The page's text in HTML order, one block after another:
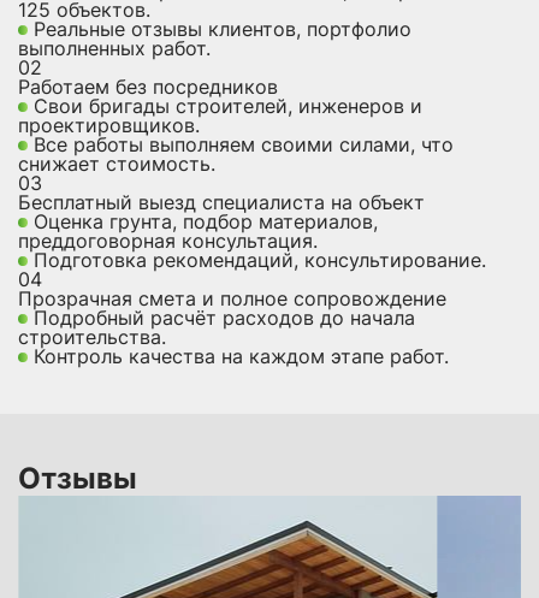
125 объектов.
Реальные отзывы клиентов, портфолио
выполненных работ.
02
Работаем без посредников
Свои бригады строителей, инженеров и
проектировщиков.
Все работы выполняем своими силами, что
снижает стоимость.
03
Бесплатный выезд специалиста на объект
Оценка грунта, подбор материалов,
преддоговорная консультация.
Подготовка рекомендаций, консультирование.
04
Прозрачная смета и полное сопровождение
Подробный расчёт расходов до начала
строительства.
Контроль качества на каждом этапе работ.
Отзывы